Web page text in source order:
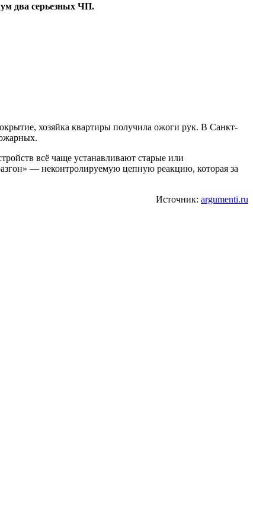
два серьезных ЧП.
хозяйка квартиры получила ожоги рук. В Санкт-
всё чаще устанавливают старые или
— неконтролируемую цепную реакцию, которая за
Источник: argumenti.ru